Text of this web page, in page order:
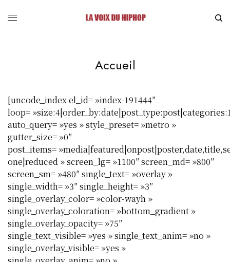
Accueil
[uncode_index el_id= »index-191444″
loop=
auto_query= »yes » style_preset= »metro »
gutter_size= »0″
post_items=
one|reduced » screen_lg= »1100″ screen_md= »800″
screen_sm= »480″ single_text= »overlay »
single_width= »3″ single_height= »3″
single_overlay_color= »color-wayh »
single_overlay_coloration= »bottom_gradient »
single_overlay_opacity= »75″
single_text_visible= »yes » single_text_anim= »no »
single_overlay_visible= »yes »